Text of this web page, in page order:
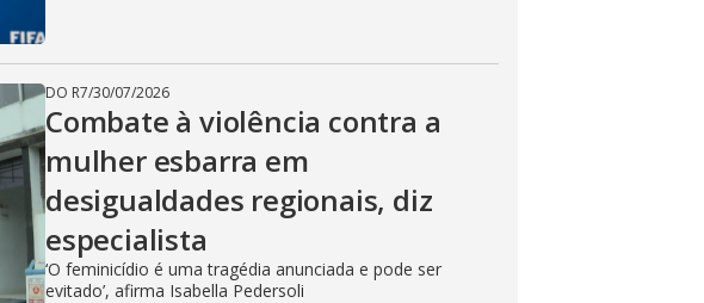
DO R7/30/07/2026
Combate à violência contra a
mulher esbarra em
desigualdades regionais, diz
especialista
‘O feminicídio é uma tragédia anunciada e pode ser
evitado’, afirma Isabella Pedersoli